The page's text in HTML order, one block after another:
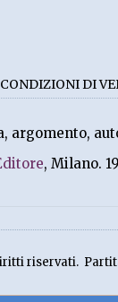
CONDIZIONI DI
argomento,
, Milano.
riservati. Partita